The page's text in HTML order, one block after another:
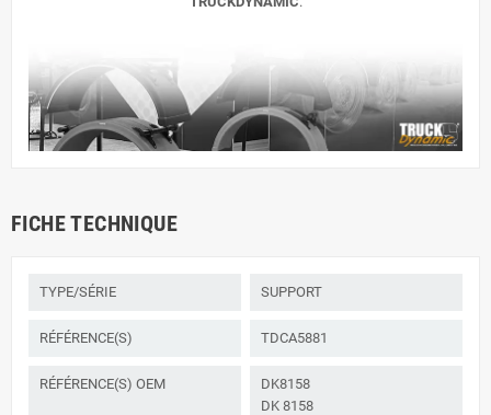
FICHE TECHNIQUE
TYPE/SÉRIE SUPPORT
RÉFÉRENCE(S) TDCA5881
RÉFÉRENCE(S) OEM
DK8158
DK 8158